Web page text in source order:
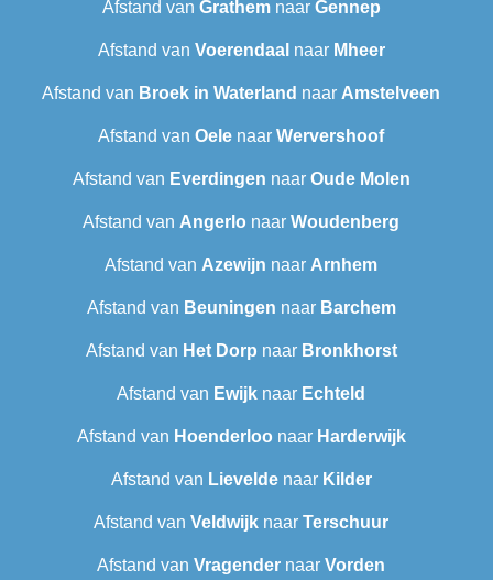
Afstand van Grathemnaar Gennep
Afstand van Voerendaal naar Mheer
Afstand van Broek in Waterland naar Amstelveen
Afstand van Oele naar Wervershoof
Afstand van Everdingen naar Oude Molen
Afstand van Angerlo naar Woudenberg
Afstand van Azewijn naar Arnhem
Afstand van Beuningen naar Barchem
Afstand van Het Dorp naar Bronkhorst
Afstand van Ewijk naar Echteld
Afstand van Hoenderloo naar Harderwijk
Afstand van Lieveldenaar Kilder
Afstand van Veldwijk naar Terschuur
Afstand van Vragender naar Vorden